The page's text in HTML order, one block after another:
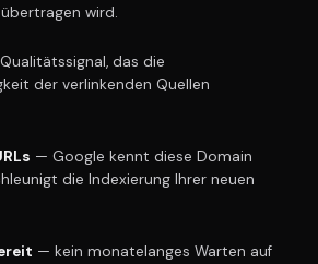
wird.
das die
der verlinkenden Quellen
— Google kennt diese Domain
die Indexierung Ihrer neuen
— kein monatelanges Warten auf